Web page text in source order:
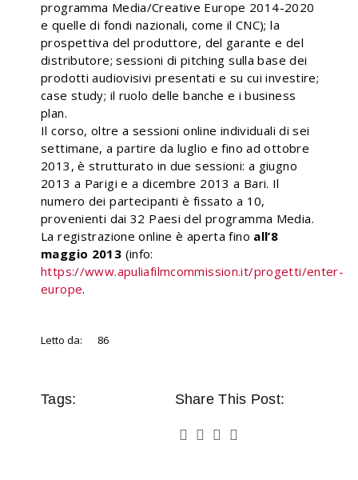
programma Media/Creative Europe 2014-2020
e quelle di fondi nazionali, come il CNC); la
prospettiva del produttore, del garante e del
distributore; sessioni di pitching sulla base dei
prodotti audiovisivi presentati e su cui investire;
case study; il ruolo delle banche e i business
plan.
Il corso, oltre a sessioni online individuali di sei
settimane, a partire da luglio e fino ad ottobre
2013, è strutturato in due sessioni: a giugno
2013 a Parigi e a dicembre 2013 a Bari. Il
numero dei partecipanti è fissato a 10,
provenienti dai 32 Paesi del programma Media.
La registrazione online è aperta fino all’8
maggio 2013 (info:
https://www.apuliafilmcommission.it/progetti/enter-
europe.
Letto da: 86
Tags: Share This Post: